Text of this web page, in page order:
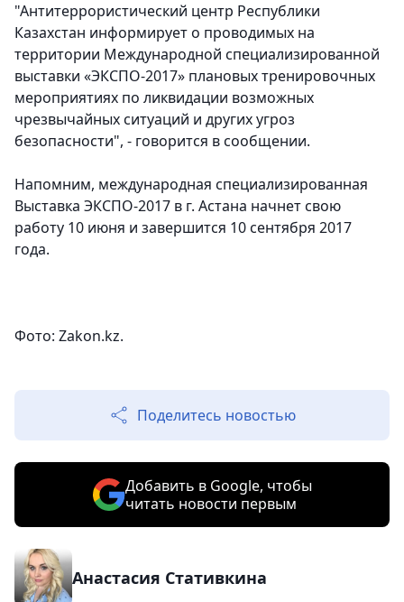
"Антитеррористический центр Республики
Казахстан информирует о проводимых на
территории Международной специализированной
выставки «ЭКСПО-2017» плановых тренировочных
мероприятиях по ликвидации возможных
чрезвычайных ситуаций и других угроз
безопасности", - говорится в сообщении.
Напомним, международная специализированная
Выставка ЭКСПО-2017 в г. Астана начнет свою
работу 10 июня и завершится 10 сентября 2017
года.
Фото: Zakon.kz.
Поделитесь новостью
Добавить в Google, чтобы
читать новости первым
Анастасия Стативкина